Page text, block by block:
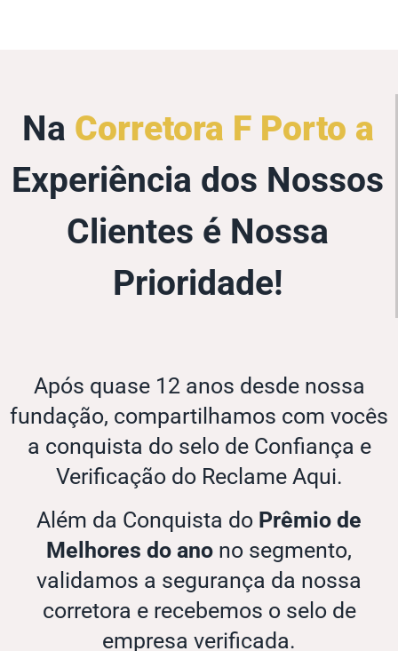
Na Corretora F Porto a
Experiência dos Nossos
Clientes é Nossa
Prioridade!
Após quase 12 anos desde nossa
fundação, compartilhamos com vocês
a conquista do selo de Confiança e
Verificação do Reclame Aqui.
Além da Conquista do Prêmio de
Melhores do ano no segmento,
validamos a segurança da nossa
corretora e recebemos o selo de
empresa verificada.